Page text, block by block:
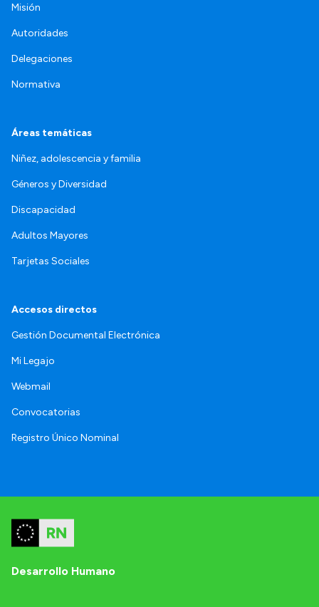
Misión
Autoridades
Delegaciones
Normativa
Áreas temáticas
Niñez, adolescencia y familia
Géneros y Diversidad
Discapacidad
Adultos Mayores
Tarjetas Sociales
Accesos directos
Gestión Documental Electrónica
Mi Legajo
Webmail
Convocatorias
Registro Único Nominal
Desarrollo Humano